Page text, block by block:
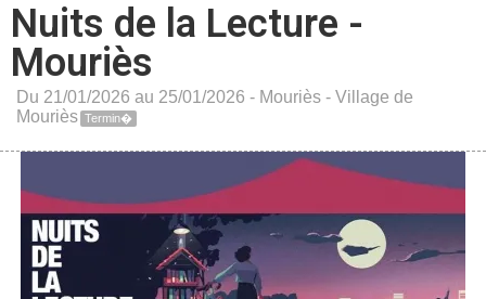
Nuits de la Lecture -
Mouriès
Du 21/01/2026 au 25/01/2026 - Mouriès - Village de
Mouriès Termin�